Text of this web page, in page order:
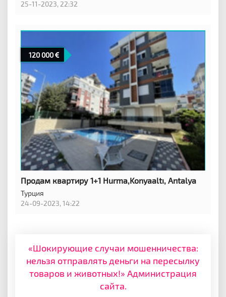
25-11-2023, 22:32
120 000
Продам квартиру 1+1 Hurma,Konyaaltı, Antalya
Турция
24-09-2023, 14:22
«Шокирующие случаи мошенничества:
нельзя отправлять деньги на пересылку
товаров и животных!» Администрация
сайта.